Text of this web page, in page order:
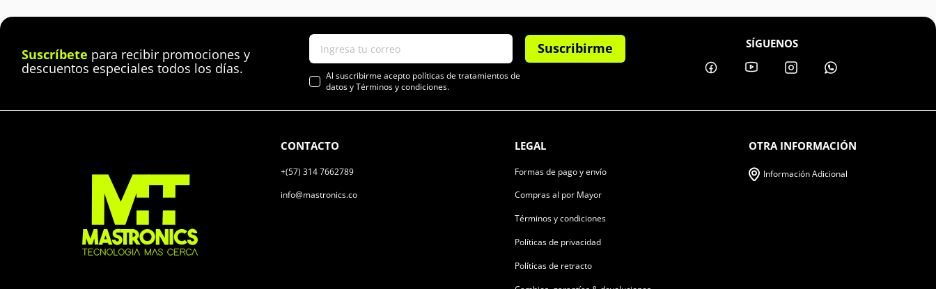
Suscríbete para recibir promociones y
descuentos especiales todos los días.
Suscribirme
Al suscribirme acepto políticas de tratamientos de
datos y Términos y condiciones.
SÍGUENOS
CONTACTO
+(57) 314 7662789
info@mastronics.co
LEGAL
Formas de pago y envío
Compras al por Mayor
Términos y condiciones
Políticas de privacidad
Políticas de retracto
OTRA INFORMACIÓN
Información Adicional